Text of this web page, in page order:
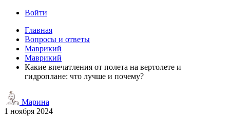
Войти
Главная
Вопросы и ответы
Маврикий
Маврикий
Какие впечатления от полета на вертолете и
гидроплане: что лучше и почему?
Марина
1 ноября 2024